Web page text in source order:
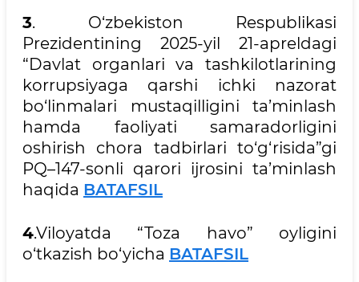
3. O‘zbekiston Respublikasi
Prezidentining 2025-yil 21-apreldagi
“Davlat organlari va tashkilotlarining
korrupsiyaga qarshi ichki nazorat
bo‘linmalari mustaqilligini ta’minlash
hamda faoliyati samaradorligini
oshirish chora tadbirlari to‘g‘risida”gi
PQ–147-sonli qarori ijrosini ta’minlash
haqida BATAFSIL
4.Viloyatda “Toza havo” oyligini
o‘tkazish bo‘yicha BATAFSIL